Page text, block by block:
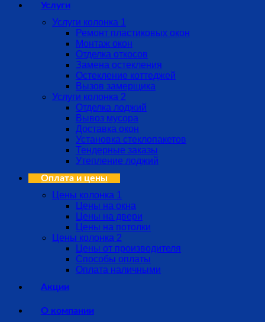
Услуги
Услуги колонка 1
Ремонт пластиковых окон
Монтаж окон
Отделка откосов
Замена остекления
Остекление коттеджей
Вызов замерщика
Услуги колонка 2
Отделка лоджий
Вывоз мусора
Доставка окон
Установка стеклопакетов
Тендерные заказы
Утепление лоджий
Оплата и цены
Цены колонка 1
Цены на окна
Цены на двери
Цены на потолки
Цены колонка 2
Цены от производителя
Способы оплаты
Оплата наличными
Акции
О компании